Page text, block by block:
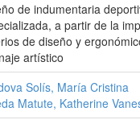
de indumentaria
a partir de la
de diseño y
artístico
Solís, María Cristina
Matute, Katherine